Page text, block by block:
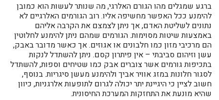
ברגע שמגלים מהו הגורם האלרגי, מה שנותר לעשות הוא כמובן
להימנע ככל האפשר מחשיפה אליו. רוב הגורמים האלרגיים לא
נתונים לשליטת האדם, אך ניתן לצמצם את הקרבה אליהם
באמצעות שיטות מסוימות. הגורמים שמהם ניתן להימנע לחלוטין
הם מרכיבי מזון כמו חלבונים או אגוזים. אך כאשר מדובר באבק,
עשן וזיהום סביבתי – אין פיתרון קסם. ניתן להשתדל לנקות
בתכיפות גורמים אשר צוברים אבק כמו שטיחים וספות, להשתדל
לסגור חלונות במזג אוויר אביך ולהימנע מעשן סיגריות. בנוסף,
חשוב לציין כי היגיינת יתר יכולה לגרום לתופעות אלרגניות, כיוון
שהיא מונעת את התחזקות המערכת החיסונית.